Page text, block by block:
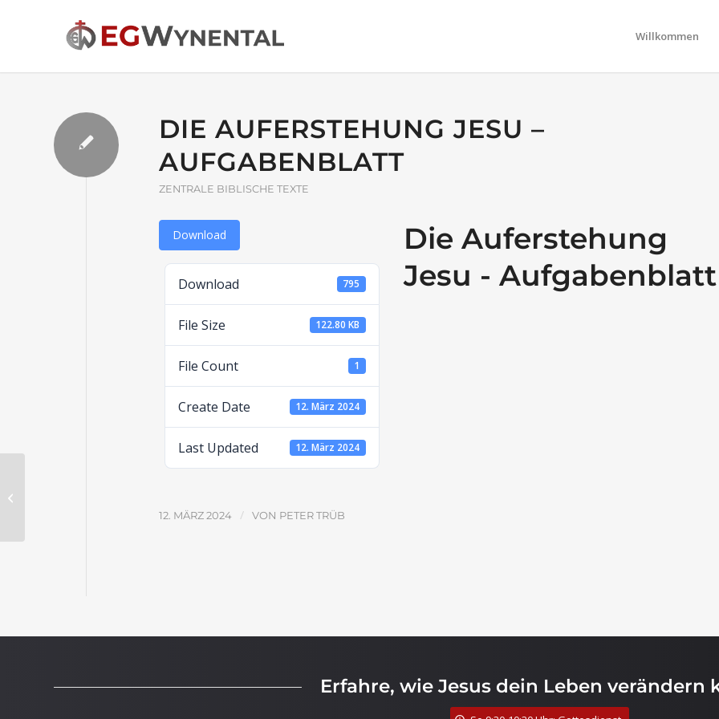
Willkommen
DIE AUFERSTEHUNG JESU –
AUFGABENBLATT
ZENTRALE BIBLISCHE TEXTE
Download
Download 795
File Size 122.80 KB
File Count 1
Create Date 12. März 2024
Last Updated 12. März 2024
Die Auferstehung
Jesu - Aufgabenblatt
12. MÄRZ 2024 / VON PETER TRÜB
Erfahre, wie Jesus dein Leben verändern